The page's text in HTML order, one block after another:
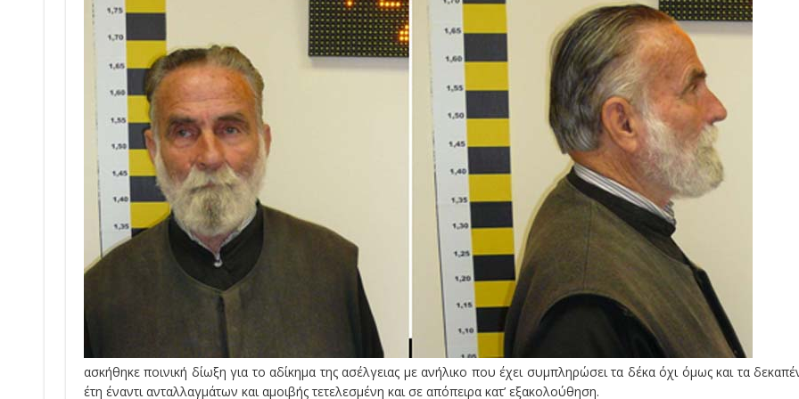
ασκήθηκε ποινική δίωξη για το αδίκημα της ασέλγειας με ανήλικο που έχει συμπληρώσει τα δέκα όχι όμως και τα
έτη έναντι ανταλλαγμάτων και αμοιβής τετελεσμένη και σε απόπειρα κατ’ εξακολούθηση.